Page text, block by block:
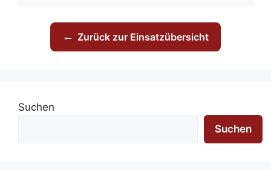
← Zurück zur Einsatzübersicht
Suchen
Suchen